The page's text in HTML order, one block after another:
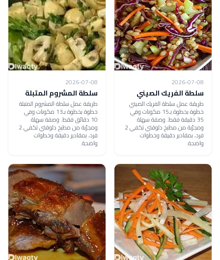
2026-07-08
سلطة الفريك الصيني
طريقة عمل سلطة الفريك الصيني
خطوة بخطوة بـ15 مكونات وفي
35 دقيقة فقط. وصفة سهلة
ومجرّبة من مطبخ دلوقتي تكفي 2
فرد، بمقادير دقيقة وخطوات
واضحة.
2026-07-08
سلطة المشروم المتبلة
طريقة عمل سلطة المشروم المتبلة
خطوة بخطوة بـ13 مكونات وفي
10 دقائق فقط. وصفة سهلة
ومجرّبة من مطبخ دلوقتي تكفي 2
فرد، بمقادير دقيقة وخطوات
واضحة.